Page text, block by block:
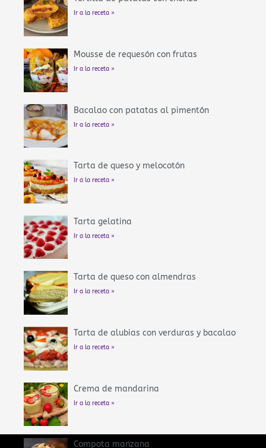
Ir a la receta »
Mousse de requesón con frutas
Ir a la receta »
Bacalao con patatas al pimentón
Ir a la receta »
Tarta de queso y melocotón
Ir a la receta »
Tarta gelatina
Ir a la receta »
Tarta de queso con almendras
Ir a la receta »
Tarta de alubias con verduras y bacalao
Ir a la receta »
Crema de mandarina
Ir a la receta »
Compota manzana